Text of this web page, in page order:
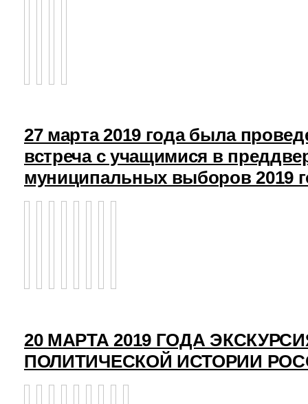
27 марта 2019 года была
встреча с учащимися в
муниципальных выборов 2019
20 МАРТА 2019 ГОДА
ПОЛИТИЧЕСКОЙ ИСТОРИИ